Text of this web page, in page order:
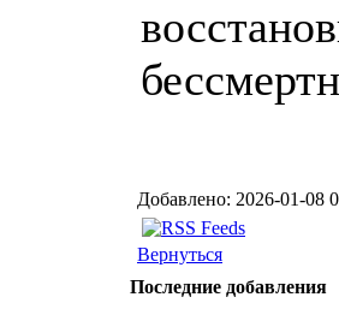
Добавлено: 2026-01-
Вернуться
Последние добавления